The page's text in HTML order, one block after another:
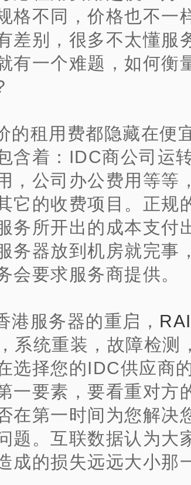
格不同，价格也不一
差别，很多不太懂服
有一个难题，如何衡
的租用费都隐藏在便
含着：IDC商公司运
，公司办公费用等等
它的收费项目。正规
务所开出的成本支付
务器放到机房就完事
会要求服务商提供。
港服务器的重启，
，系统重装，故障检测
选择您的IDC供应商
一要素，要看重对方
在第一时间为您解决
题。互联数据认为大
成的损失远远大小那